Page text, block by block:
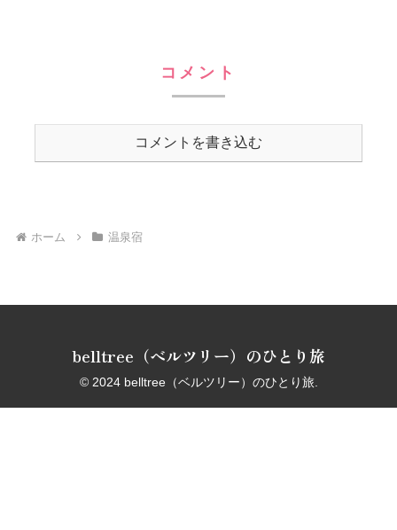
コメント
コメントを書き込む
ホーム 温泉宿
belltree（ベルツリー）のひとり旅
© 2024 belltree（ベルツリー）のひとり旅.